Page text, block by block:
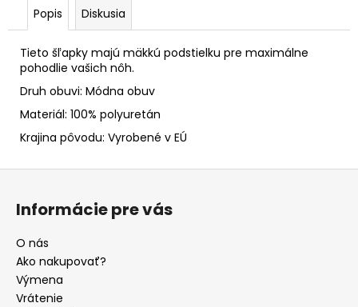
Popis Diskusia
Tieto šľapky majú mäkkú podstielku pre maximálne
pohodlie vašich nôh.
Druh obuvi: Módna obuv
Materiál: 100% polyuretán
Krajina pôvodu: Vyrobené v EÚ
Z
Informácie pre vás
O nás
Ako nakupovať?
Výmena
Vrátenie